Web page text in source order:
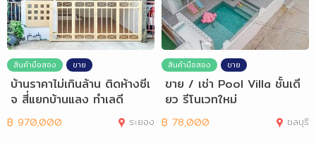
สินค้ามือสอง ขาย
บ้านราคาไม่เกินล้าน ติดห้างซีเ
จ สี่แยกบ้านแลง ทำเลดี
฿ 970,000 ระยอง
สินค้ามือสอง ขาย
ขาย / เช่า Pool Villa ชั้นเดี
ยว รีโนเวทใหม่
฿ 78,000 ชลบุรี